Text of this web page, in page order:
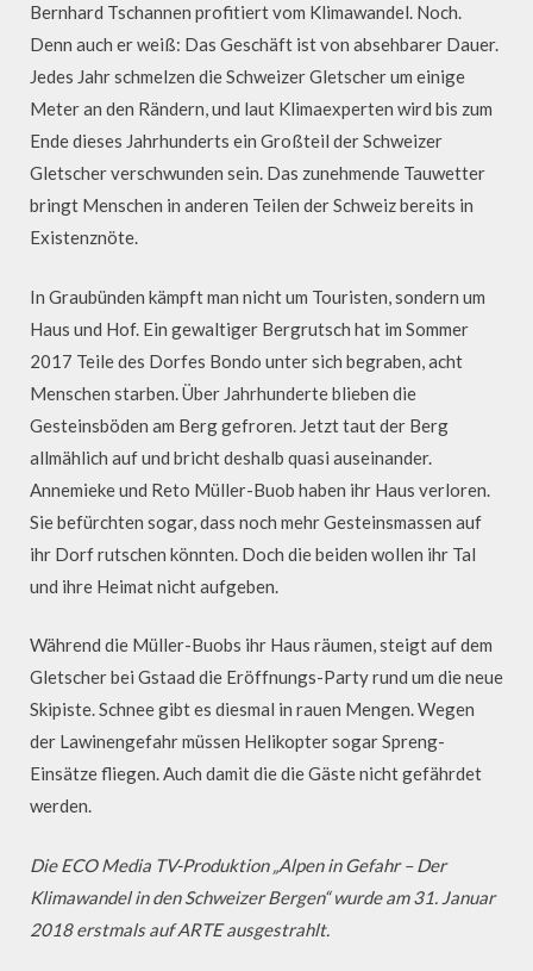
Bernhard Tschannen profitiert vom Klimawandel. Noch.
Denn auch er weiß: Das Geschäft ist von absehbarer Dauer.
Jedes Jahr schmelzen die Schweizer Gletscher um einige
Meter an den Rändern, und laut Klimaexperten wird bis zum
Ende dieses Jahrhunderts ein Großteil der Schweizer
Gletscher verschwunden sein. Das zunehmende Tauwetter
bringt Menschen in anderen Teilen der Schweiz bereits in
Existenznöte.
In Graubünden kämpft man nicht um Touristen, sondern um
Haus und Hof. Ein gewaltiger Bergrutsch hat im Sommer
2017 Teile des Dorfes Bondo unter sich begraben, acht
Menschen starben. Über Jahrhunderte blieben die
Gesteinsböden am Berg gefroren. Jetzt taut der Berg
allmählich auf und bricht deshalb quasi auseinander.
Annemieke und Reto Müller-Buob haben ihr Haus verloren.
Sie befürchten sogar, dass noch mehr Gesteinsmassen auf
ihr Dorf rutschen könnten. Doch die beiden wollen ihr Tal
und ihre Heimat nicht aufgeben.
Während die Müller-Buobs ihr Haus räumen, steigt auf dem
Gletscher bei Gstaad die Eröffnungs-Party rund um die neue
Skipiste. Schnee gibt es diesmal in rauen Mengen. Wegen
der Lawinengefahr müssen Helikopter sogar Spreng-
Einsätze fliegen. Auch damit die die Gäste nicht gefährdet
werden.
Die ECO Media TV-Produktion „Alpen in Gefahr – Der
Klimawandel in den Schweizer Bergen“ wurde am 31. Januar
2018 erstmals auf ARTE ausgestrahlt.